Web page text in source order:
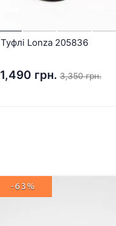
Туфлі Lonza 205836
1,490 грн. 3,350 грн.
-63%